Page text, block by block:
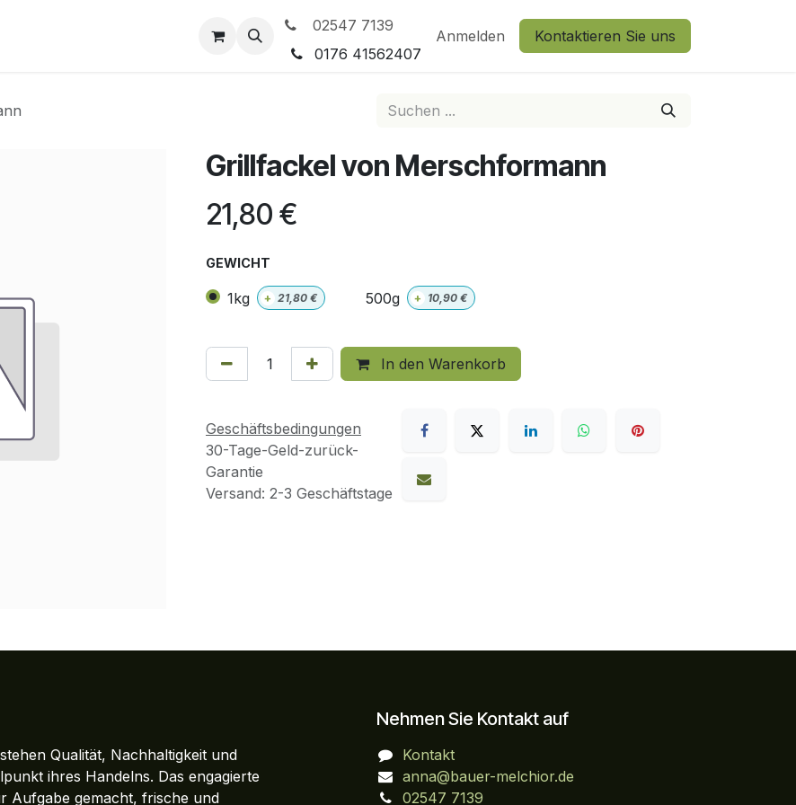
02547 7139
0176 41562407
Anmelden Kontaktieren Sie uns
Grillfackel von Merschformann
21,80 €
GEWICHT
1kg + 21,80 € 500g + 10,90€
In den Warenkorb
Geschäftsbedingungen
30-Tage-Geld-zurück-
Garantie
Versand: 2-3 Geschäftstage
Qualität, Nachhaltigkeit und
ihres Handelns. Das engagierte
Aufgabe gemacht, frische und
Nehmen Sie Kontakt auf
Kontakt
anna@bauer-melchior.de
02547 7139